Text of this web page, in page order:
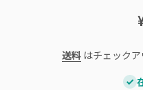
送料 はチェックア